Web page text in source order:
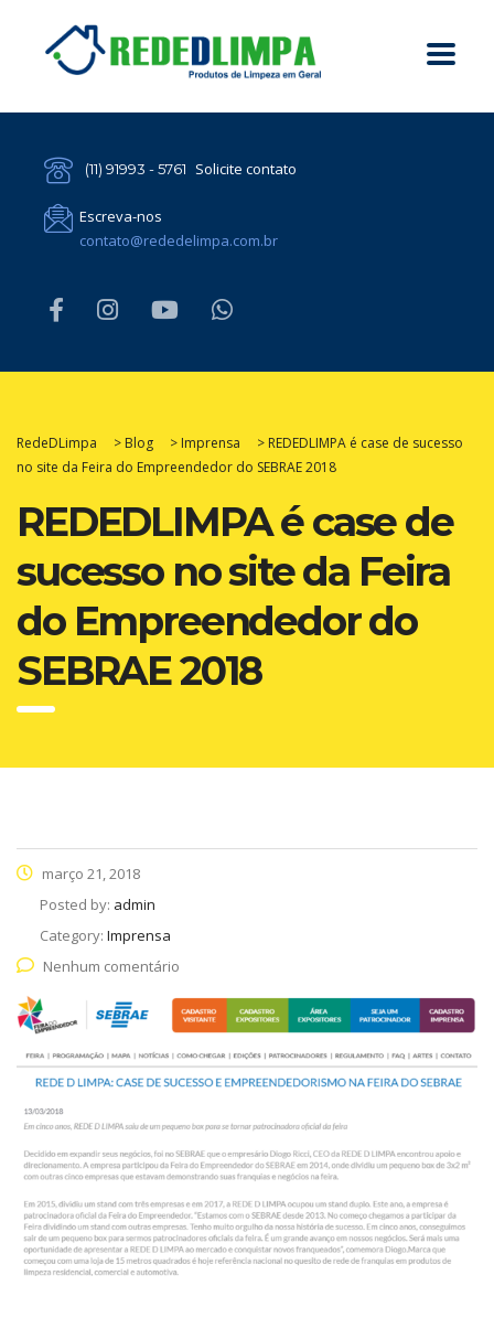
(11) 91993 - 5761 Solicite contato
Escreva-nos
contato@rededelimpa.com.br
RedeDLimpa > Blog > Imprensa > REDEDLIMPA é case de sucesso
no site da Feira do Empreendedor do SEBRAE 2018
REDEDLIMPA é case de
sucesso no site da Feira
do Empreendedor do
SEBRAE 2018
março 21, 2018
Posted by: admin
Category: Imprensa
Nenhum comentário